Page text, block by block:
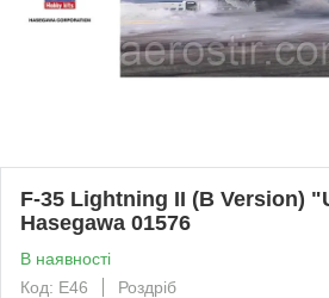
F-35 Lightning II (B Version)
Hasegawa 01576
В наявності
Код: E46
Роздріб